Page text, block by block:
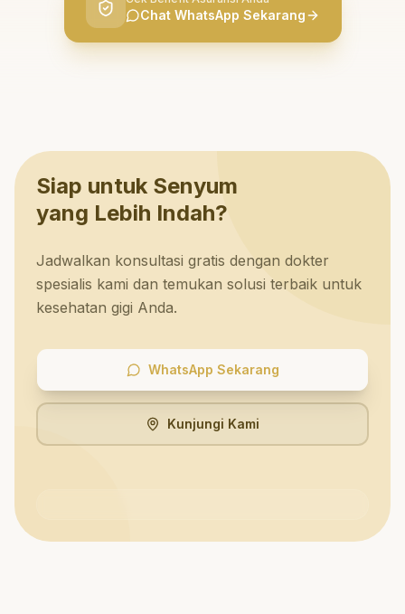
Chat WhatsApp Sekarang
Siap untuk Senyum
yang Lebih Indah?
Jadwalkan konsultasi gratis dengan dokter
spesialis kami dan temukan solusi terbaik untuk
kesehatan gigi Anda.
WhatsApp Sekarang
Kunjungi Kami